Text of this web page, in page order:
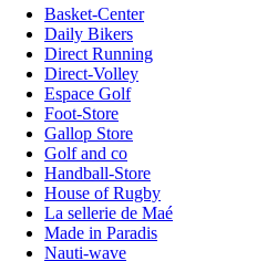
Basket-Center
Daily Bikers
Direct Running
Direct-Volley
Espace Golf
Foot-Store
Gallop Store
Golf and co
Handball-Store
House of Rugby
La sellerie de Maé
Made in Paradis
Nauti-wave